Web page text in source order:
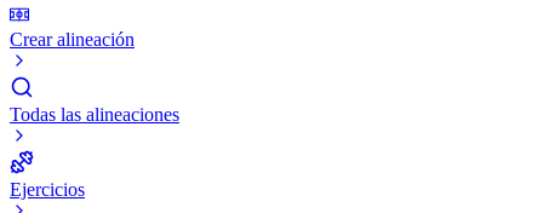
Crear alineación
Todas las alineaciones
Ejercicios